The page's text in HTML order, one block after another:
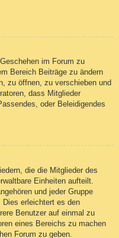
im Forum zu
Bereich Beiträge zu ändern
zu öffnen, zu verschieben und
dass Mitglieder
oder Beleidigendes
die die Mitglieder des
Einheiten aufteilt.
und jeder Gruppe
Dies erleichtert es den
Benutzer auf einmal zu
eines Bereichs zu machen
Forum zu geben.